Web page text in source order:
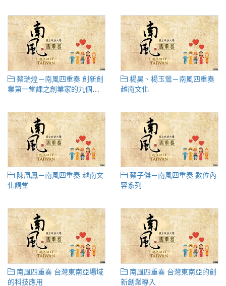
蔡瑞煌－南風四重奏 創新創
業第一堂課之創業家的九個心
楊昊、楊玉鶯－南風四重奏
越南文化
陳凰鳳－南風四重奏 越南文
化講堂
蔡子傑－南風四重奏 數位內
容系列
南風四重奏 台灣東南亞場域
的科技應用
南風四重奏 台灣東南亞的創
新創業導入